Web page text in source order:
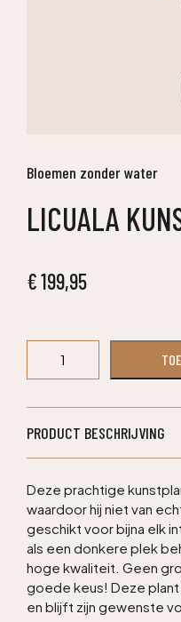
Bloemen zonder water
LICUALA
€199,95
kunstpalm
aantal
PRODUCT BESCHRIJVING
Deze prachtige
waardoor hij niet van
geschikt voor bijna elk
als een donkere plek
hoge kwaliteit. Geen
goede keus! Deze
en blijft zijn gewenste